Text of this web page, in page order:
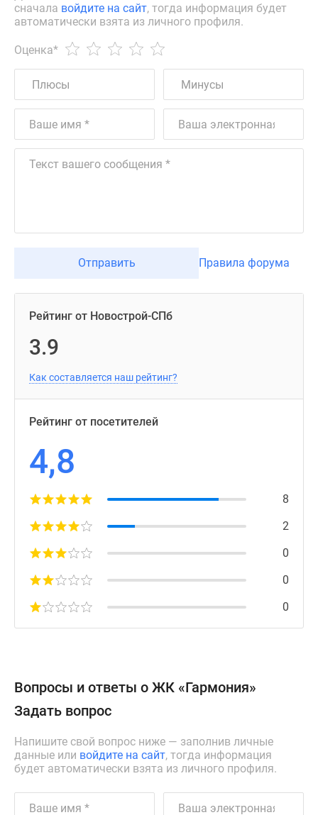
сначала войдите на сайт, тогда информация будет
автоматически взята из личного профиля.
Оценка*
Отправить Правила форума
Рейтинг от Новострой-СПб
3.9
Как составляется наш рейтинг?
Рейтинг от посетителей
4,8
8
2
0
0
0
Вопросы и ответы о ЖК «Гармония»
Задать вопрос
Напишите свой вопрос ниже — заполнив личные
данные или войдите на сайт, тогда информация
будет автоматически взята из личного профиля.